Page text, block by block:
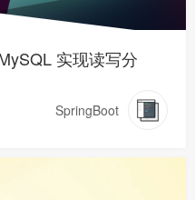
实现读写分
SpringBoot